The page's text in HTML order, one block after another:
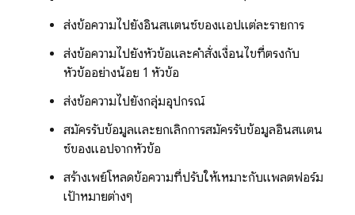
ส่งข้อความไปยังอินสแตนซ์ของแอปแต่ละรายการ
ส่งข้อความไปยังหัวข้อและคำสั่งเงื่อนไขที่ตรงกับ
หัวข้ออย่างน้อย 1 หัวข้อ
ส่งข้อความไปยังกลุ่มอุปกรณ์
สมัครรับข้อมูลและยกเลิกการสมัครรับข้อมูลอินสแตน
ซ์ของแอปจากหัวข้อ
สร้างเพย์โหลดข้อความที่ปรับให้เหมาะกับแพลตฟอร์ม
เป้าหมายต่างๆ